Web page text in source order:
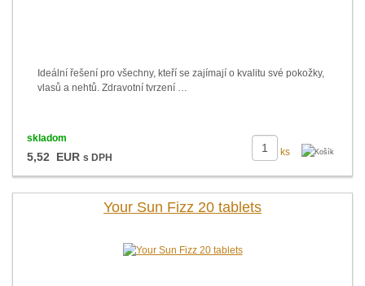
Ideální řešení pro všechny, kteří se zajímají o kvalitu své pokožky,
vlasů a nehtů. Zdravotní tvrzení …
ks
skladom
5,52 EUR s DPH
Your Sun Fizz 20 tablets